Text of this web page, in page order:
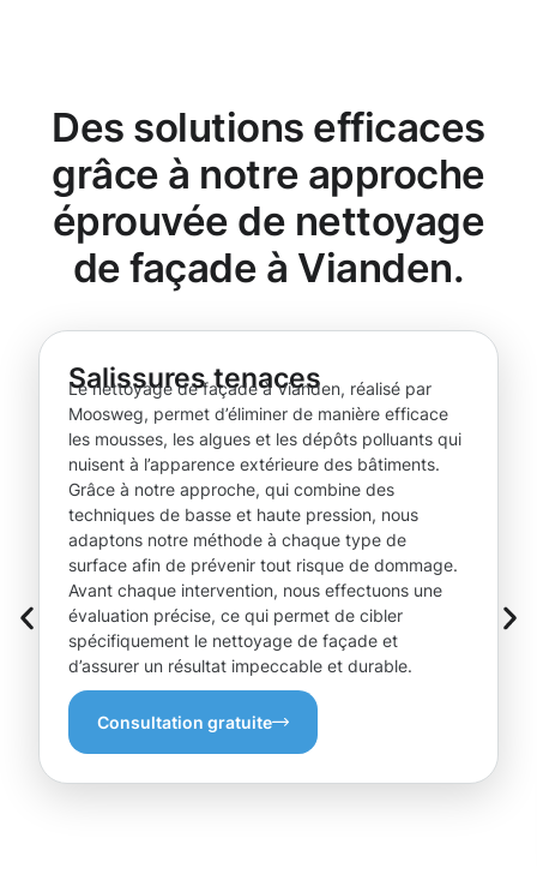
Des solutions efficaces
grâce à notre approche
éprouvée de nettoyage
de façade à Vianden.
Salissures tenaces
Le nettoyage de façade à Vianden, réalisé par
Moosweg, permet d’éliminer de manière efficace
les mousses, les algues et les dépôts polluants qui
nuisent à l’apparence extérieure des bâtiments.
Grâce à notre approche, qui combine des
techniques de basse et haute pression, nous
adaptons notre méthode à chaque type de
surface afin de prévenir tout risque de dommage.
Avant chaque intervention, nous effectuons une
évaluation précise, ce qui permet de cibler
spécifiquement le nettoyage de façade et
d’assurer un résultat impeccable et durable.
Consultation gratuite